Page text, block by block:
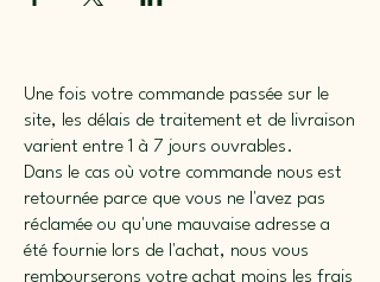
Une fois votre commande passée sur le
site, les délais de traitement et de livraison
varient entre 1 à 7 jours ouvrables.
Dans le cas où votre commande nous est
retournée parce que vous ne l'avez pas
réclamée ou qu'une mauvaise adresse a
été fournie lors de l'achat, nous vous
rembourserons votre achat moins les frais